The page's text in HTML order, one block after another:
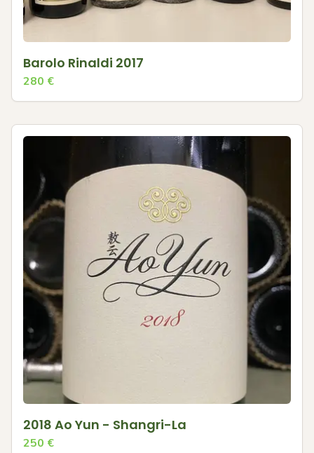
Barolo Rinaldi 2017
280 €
2018 Ao Yun - Shangri-La
250 €